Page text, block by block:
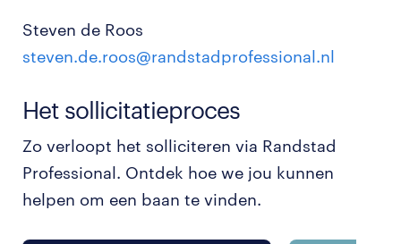
Steven de Roos
steven.de.roos@randstadprofessional.nl
Het sollicitatieproces
Zo verloopt het solliciteren via Randstad
Professional. Ontdek hoe we jou kunnen
helpen om een baan te vinden.